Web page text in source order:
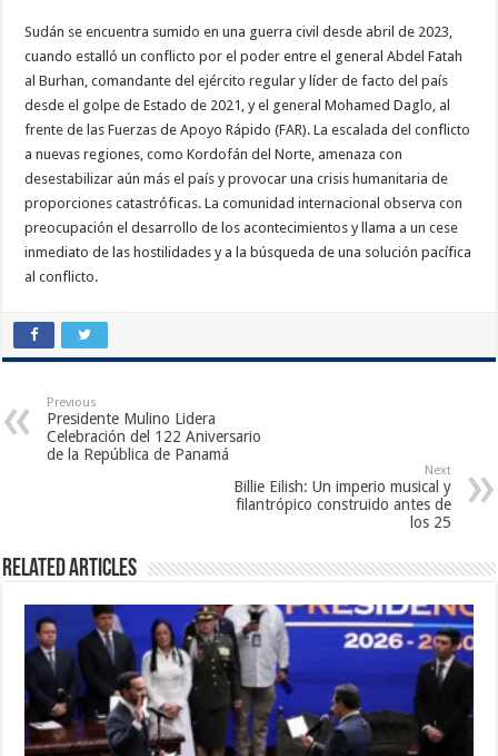
Sudán se encuentra sumido en una guerra civil desde abril de 2023,
cuando estalló un conflicto por el poder entre el general Abdel Fatah
al Burhan, comandante del ejército regular y líder de facto del país
desde el golpe de Estado de 2021, y el general Mohamed Daglo, al
frente de las Fuerzas de Apoyo Rápido (FAR). La escalada del conflicto
a nuevas regiones, como Kordofán del Norte, amenaza con
desestabilizar aún más el país y provocar una crisis humanitaria de
proporciones catastróficas. La comunidad internacional observa con
preocupación el desarrollo de los acontecimientos y llama a un cese
inmediato de las hostilidades y a la búsqueda de una solución pacífica
al conflicto.
Previous
Presidente Mulino Lidera
Celebración del 122 Aniversario
de la República de Panamá
Next
Billie Eilish: Un imperio musical y
filantrópico construido antes de
los 25
Related Articles